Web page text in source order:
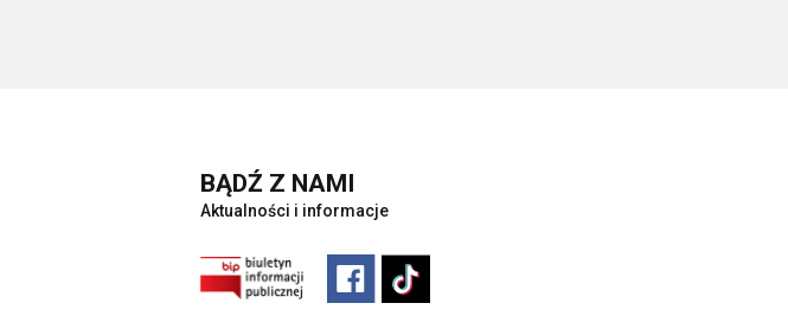
BĄDŹ Z NAMI
Aktualności i informacje